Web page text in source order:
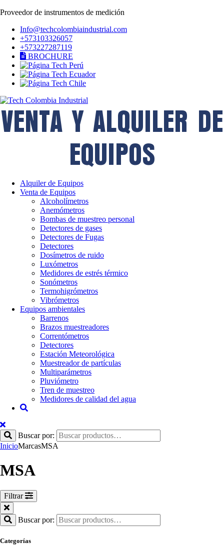
Proveedor de instrumentos de medición
Info@techcolombiaindustrial.com
+573103326057
+573227287119
BROCHURE
VENTA Y ALQUILER DE
EQUIPOS
Alquiler de Equipos
Venta de Equipos
Alcoholímetros
Anemómetros
Bombas de muestreo personal
Detectores de gases
Detectores de Fugas
Detectores
Dosímetros de ruido
Luxómetros
Medidores de estrés térmico
Sonómetros
Termohigrómetros
Vibrómetros
Equipos ambientales
Barrenos
Brazos muestreadores
Correntómetros
Detectores
Estación Meteorológica
Muestreador de partículas
Multiparámetros
Pluviómetro
Tren de muestreo
Medidores de calidad del agua
Buscar por:
InicioMarcasMSA
MSA
Filtrar
Buscar por:
Categorías